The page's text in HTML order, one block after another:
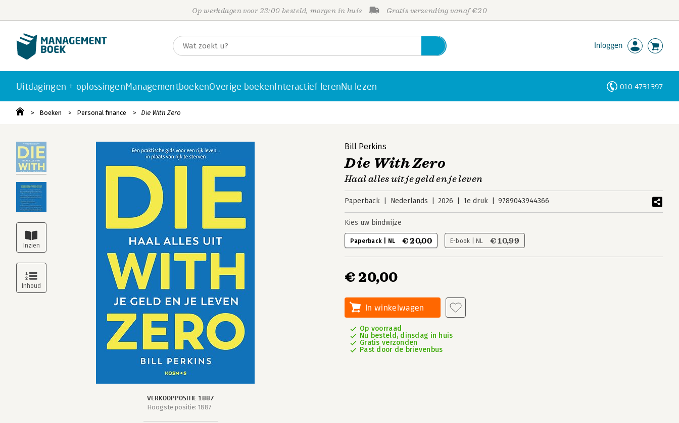
Op werkdagen voor 23:00 besteld, morgen in huis Gratis verzending vanaf €20
Inloggen
Uitdagingen + oplossingenManagementboekenOverige boekenInteractief lerenNu lezen 010-4731397
Boeken Personal finance Die With Zero
VERKOOPPOSITIE 1887
Hoogste positie: 1887
Bill Perkins
Die With Zero
Haal alles uit je geld en je leven
Paperback Nederlands 2026 1e druk 9789043944366
Kies uw bindwijze
Paperback | NL € 20,00 E-book | NL € 10,99
€ 20,00
In winkelwagen
Op voorraad
Nu besteld, dinsdag in huis
Gratis verzonden
Past door de brievenbus
Personen